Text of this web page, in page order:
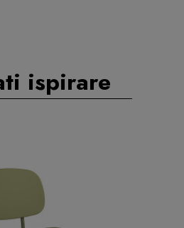
ispirare